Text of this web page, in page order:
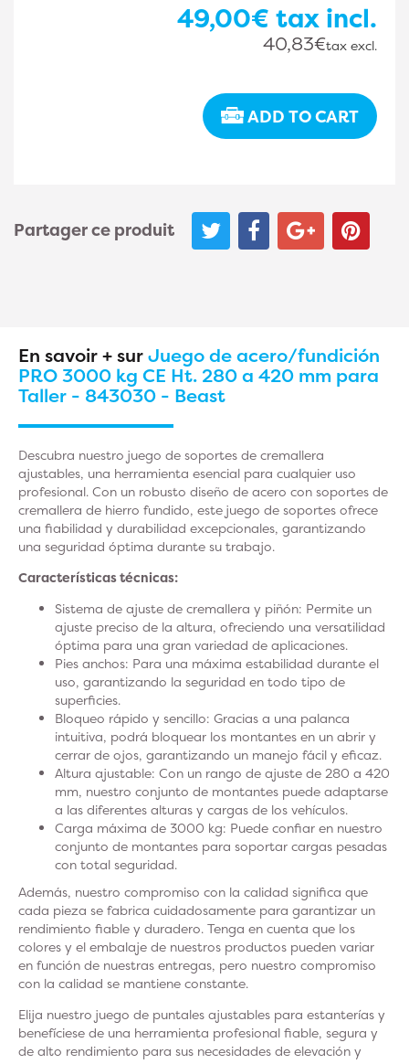
49,00€ tax incl.
40,83€tax excl.
ADD TO CART
Partager ce produit
En savoir + surJuego de acero/fundición
PRO 3000 kg CE Ht. 280 a 420 mm para
Taller - 843030 - Beast
Descubra nuestro juego de soportes de cremallera
ajustables, una herramienta esencial para cualquier uso
profesional. Con un robusto diseño de acero con soportes de
cremallera de hierro fundido, este juego de soportes ofrece
una fiabilidad y durabilidad excepcionales, garantizando
una seguridad óptima durante su trabajo.
Características técnicas:
Sistema de ajuste de cremallera y piñón: Permite un
ajuste preciso de la altura, ofreciendo una versatilidad
óptima para una gran variedad de aplicaciones.
Pies anchos: Para una máxima estabilidad durante el
uso, garantizando la seguridad en todo tipo de
superficies.
Bloqueo rápido y sencillo: Gracias a una palanca
intuitiva, podrá bloquear los montantes en un abrir y
cerrar de ojos, garantizando un manejo fácil y eficaz.
Altura ajustable: Con un rango de ajuste de 280 a 420
mm, nuestro conjunto de montantes puede adaptarse
a las diferentes alturas y cargas de los vehículos.
Carga máxima de 3000 kg: Puede confiar en nuestro
conjunto de montantes para soportar cargas pesadas
con total seguridad.
Además, nuestro compromiso con la calidad significa que
cada pieza se fabrica cuidadosamente para garantizar un
rendimiento fiable y duradero. Tenga en cuenta que los
colores y el embalaje de nuestros productos pueden variar
en función de nuestras entregas, pero nuestro compromiso
con la calidad se mantiene constante.
Elija nuestro juego de puntales ajustables para estanterías y
benefíciese de una herramienta profesional fiable, segura y
de alto rendimiento para sus necesidades de elevación y